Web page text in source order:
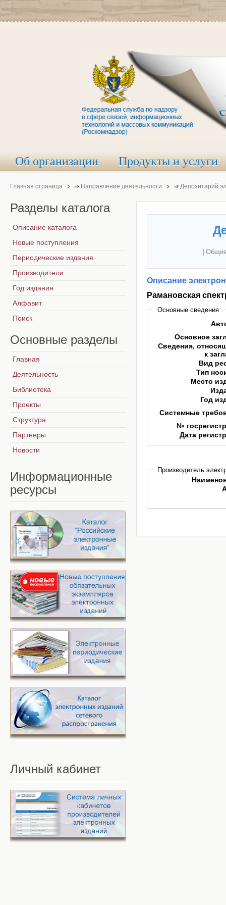
Об организации Продукты и услуги
Главная страница ⇒ Направление деятельности ⇒ Депозитарий
Описание
Рамановская
Основные сведения
Основное
Сведения,
к
Вид
Тип
Место
Год
Системные
№
Дата
Производитель
Разделы каталога
Описание каталога
Новые поступления
Периодические издания
Производители
Год издания
Алфавит
Поиск
Основные разделы
Главная
Деятельность
Библиотека
Проекты
Структура
Партнеры
Новости
Информационные
ресурсы
Личный кабинет